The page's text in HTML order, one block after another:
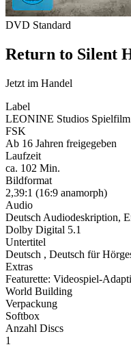
DVD Standard
Return to Silent
Jetzt im Handel
Label
LEONINE Studios Spielfilm
FSK
Ab 16 Jahren freigegeben
Laufzeit
ca. 102 Min.
Bildformat
2,39:1 (16:9 anamorph)
Audio
Deutsch Audiodeskription,
Dolby Digital 5.1
Untertitel
Deutsch , Deutsch für
Extras
Featurette: Videospiel-
World Building
Verpackung
Softbox
Anzahl Discs
1